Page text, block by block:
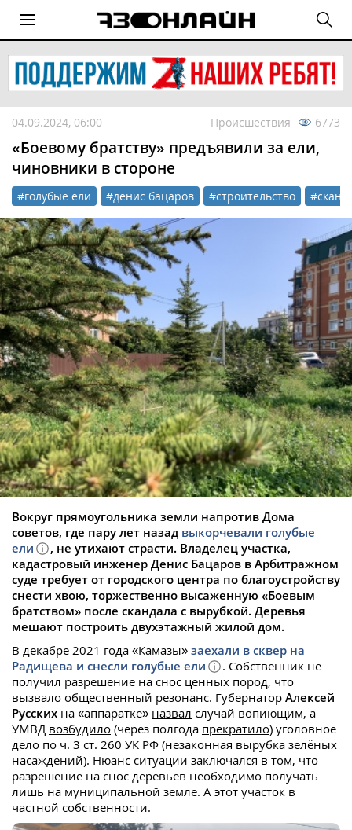
04.09.2024, 06:00 Происшествия 6773
«Боевому братству» предъявили за ели,
чиновники в стороне
#голубые ели #денис бацаров #строительство
Вокруг прямоугольника земли напротив Дома
советов, где пару лет назад выкорчевали голубые
ели
, не утихают страсти. Владелец участка,
кадастровый инженер Денис Бацаров в Арбитражном
суде требует от городского центра по благоустройству
снести хвою, торжественно высаженную «Боевым
братством» после скандала с вырубкой. Деревья
мешают построить двухэтажный жилой дом.
В декабре 2021 года «Камазы» заехали в сквер на
Радищева и снесли голубые ели
. Собственник не
получил разрешение на снос ценных пород, что
вызвало общественный резонанс. Губернатор Алексей
Русских на «аппаратке» назвал случай вопиющим, а
УМВД возбудило (через полгода прекратило) уголовное
дело по ч. 3 ст. 260 УК РФ (незаконная вырубка зелёных
насаждений). Нюанс ситуации заключался в том, что
разрешение на снос деревьев необходимо получать
лишь на муниципальной земле. А этот участок в
частной собственности.